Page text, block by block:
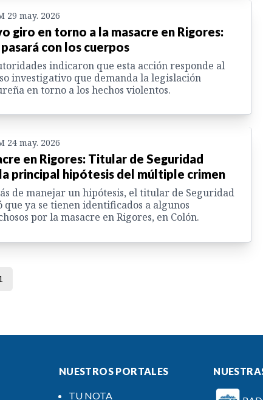
29 may. 2026
giro en torno a la masacre en Rigores:
con los cuerpos
indicaron que esta acción responde al
investigativo que demanda la legislación
en torno a los hechos violentos.
24 may. 2026
en Rigores: Titular de Seguridad
principal hipótesis del múltiple crimen
de manejar un hipótesis, el titular de Seguridad
que ya se tienen identificados a algunos
por la masacre en Rigores, en Colón.
NUESTROS PORTALES
TU NOTA